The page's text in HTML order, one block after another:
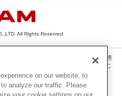
All Rights Reserved.
画像・写真・動画・音声等を、手段や形態
無断で複製、転載、ファイル化などするこ
いただけない場合があります。
on our website, to
analyze our traffic. Please